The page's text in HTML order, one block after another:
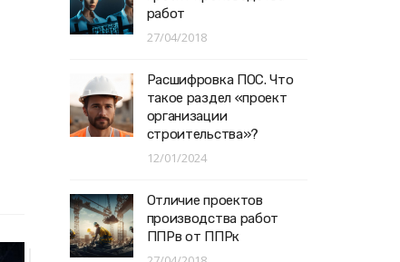
работ
27/04/2018
Расшифровка ПОС. Что
такое раздел «проект
организации
строительства»?
12/01/2024
Отличие проектов
производства работ
ППРв от ППРк